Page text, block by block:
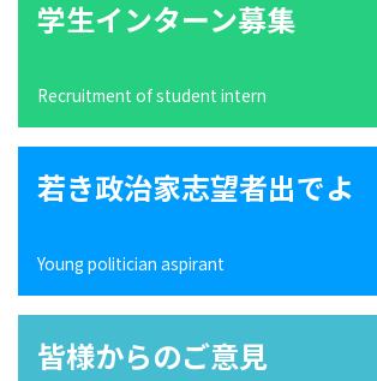
学生インターン募集
Recruitment of student intern
若き政治家志望者出でよ
Young politician aspirant
皆様からのご意見